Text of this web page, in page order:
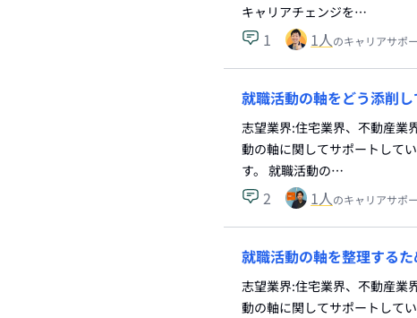
キャリアチェンジを…
1 1人のキャリアサポ
就職活動の軸をどう添削
志望業界:住宅業界、不動産業
動の軸に関してサポートして
す。 就職活動の…
2 1人のキャリアサポ
就職活動の軸を整理する
志望業界:住宅業界、不動産業
動の軸に関してサポートして